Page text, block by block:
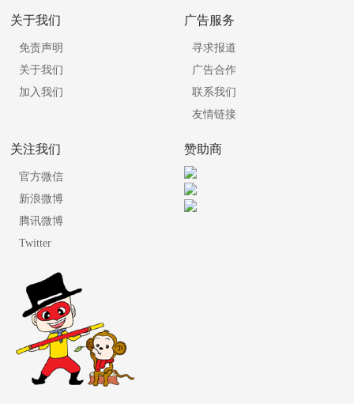
关于我们
免责声明
关于我们
加入我们
广告服务
寻求报道
广告合作
联系我们
友情链接
关注我们
官方微信
新浪微博
腾讯微博
Twitter
赞助商